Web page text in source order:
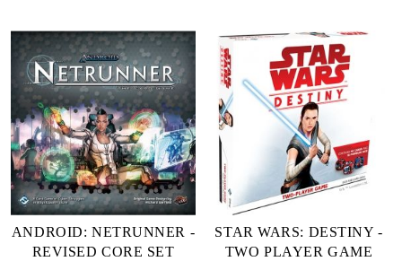
ANDROID: NETRUNNER -
REVISED CORE SET
STAR WARS: DESTINY -
TWO PLAYER GAME